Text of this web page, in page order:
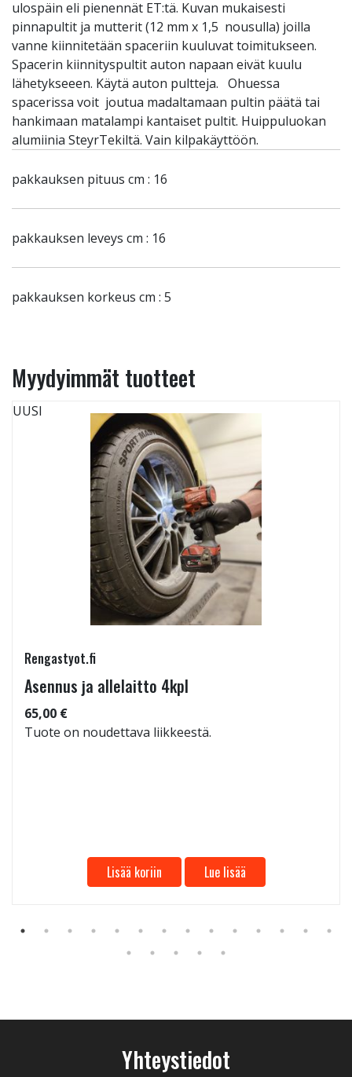
ulospäin eli pienennät ET:tä. Kuvan mukaisesti
pinnapultit ja mutterit (12 mm x 1,5 nousulla) joilla
vanne kiinnitetään spaceriin kuuluvat toimitukseen.
Spacerin kiinnityspultit auton napaan eivät kuulu
lähetykseeen. Käytä auton pultteja. Ohuessa
spacerissa voit joutua madaltamaan pultin päätä tai
hankimaan matalampi kantaiset pultit. Huippuluokan
alumiinia SteyrTekiltä. Vain kilpakäyttöön.
pakkauksen pituus cm : 16
pakkauksen leveys cm : 16
pakkauksen korkeus cm : 5
Myydyimmät tuotteet
UUSI
Rengastyot.fi
Asennus ja allelaitto 4kpl
65,00 €
Tuote on noudettava liikkeestä.
Lisää koriin Lue lisää
Yhteystiedot